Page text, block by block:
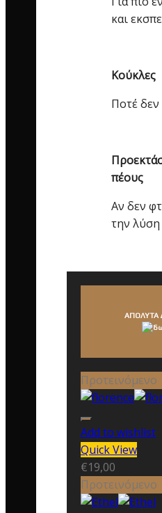
και
Κούκλες
Ποτέ δεν
πέους
Αν δεν
την λύση
ΑΠΟΛΥΤΑ
Προτεινόμενο
Add to wishlist
Quick View
€19,00
Προτεινόμενο